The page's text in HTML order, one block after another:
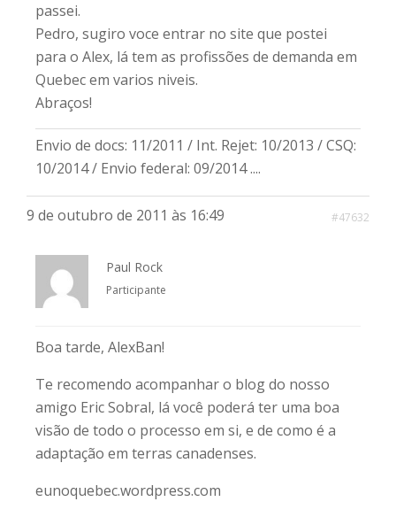
passei.
Pedro, sugiro voce entrar no site que postei
para o Alex, lá tem as profissões de demanda em
Quebec em varios niveis.
Abraços!
Envio de docs: 11/2011 / Int. Rejet: 10/2013 / CSQ:
10/2014 / Envio federal: 09/2014 ....
9 de outubro de 2011 às 16:49 #47632
Paul Rock
Participante
Boa tarde, AlexBan!
Te recomendo acompanhar o blog do nosso
amigo Eric Sobral, lá você poderá ter uma boa
visão de todo o processo em si, e de como é a
adaptação em terras canadenses.
eunoquebec.wordpress.com